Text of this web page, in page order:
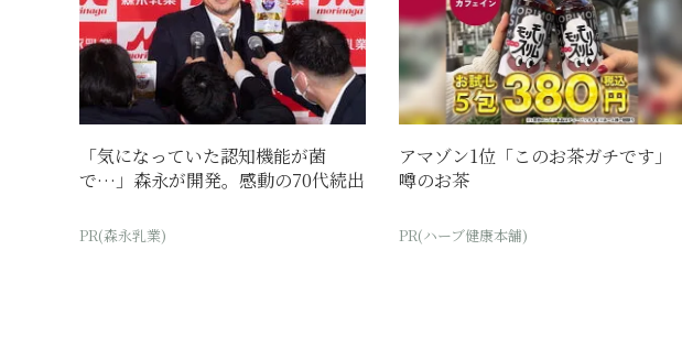
「気になっていた認知機能が菌
で…」森永が開発。感動の70代続出
PR(森永乳業)
アマゾン1位「このお茶ガチです」
噂のお茶
PR(ハーブ健康本舗)